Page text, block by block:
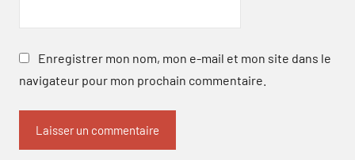
Enregistrer mon nom, mon e-mail et mon site dans le
navigateur pour mon prochain commentaire.